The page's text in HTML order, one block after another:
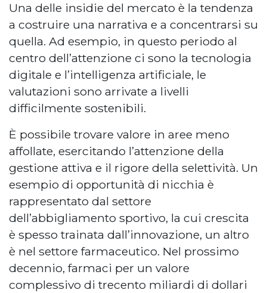
Una delle insidie del mercato è la tendenza
a costruire una narrativa e a concentrarsi su
quella. Ad esempio, in questo periodo al
centro dell’attenzione ci sono la tecnologia
digitale e l’intelligenza artificiale, le
valutazioni sono arrivate a livelli
difficilmente sostenibili.
È possibile trovare valore in aree meno
affollate, esercitando l’attenzione della
gestione attiva e il rigore della selettività. Un
esempio di opportunità di nicchia è
rappresentato dal settore
dell’abbigliamento sportivo, la cui crescita
è spesso trainata dall’innovazione, un altro
è nel settore farmaceutico. Nel prossimo
decennio, farmaci per un valore
complessivo di trecento miliardi di dollari